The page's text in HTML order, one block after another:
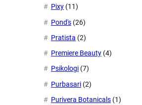
Pixy (11)
Pond's (26)
Pratista (2)
Premiere Beauty (4)
Psikologi (7)
Purbasari (2)
Purivera Botanicals (1)